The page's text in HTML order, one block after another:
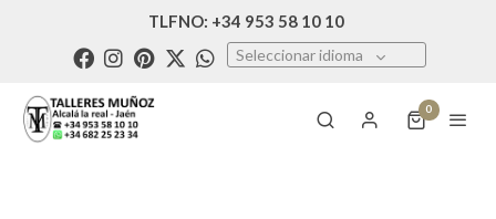
TLFNO: +34 953 58 10 10
Seleccionar idioma
0